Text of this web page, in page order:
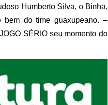
Humberto Silva, o Binha,
bem do time guaxupeano. –
SÉRIO seu momento do